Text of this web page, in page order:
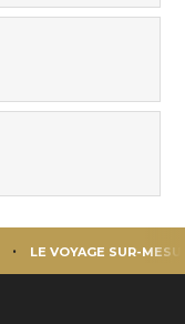
LE VOYAGE SUR-